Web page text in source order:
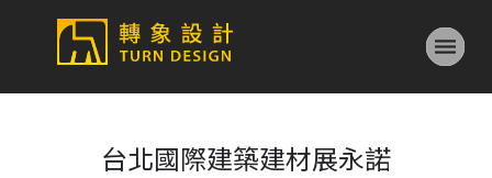
台北國際建築建材展永諾